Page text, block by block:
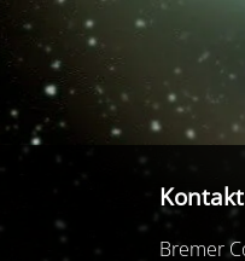
Kontakt
Bremer